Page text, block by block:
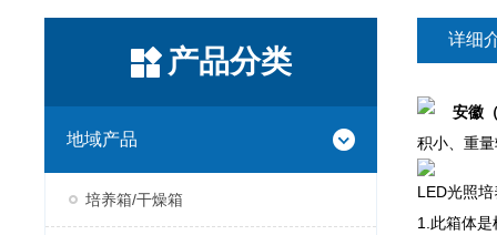
产品分类
地域产品
培养箱/干燥箱
详细
安徽
积小、重
LED光照
1.此箱体